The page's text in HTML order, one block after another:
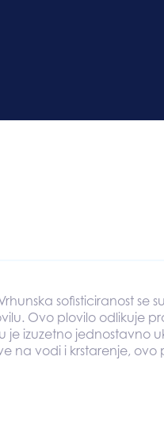
sofisticiranost se
Ovo plovilo odlikuje
izuzetno jednostavno
na vodi i krstarenje, ovo